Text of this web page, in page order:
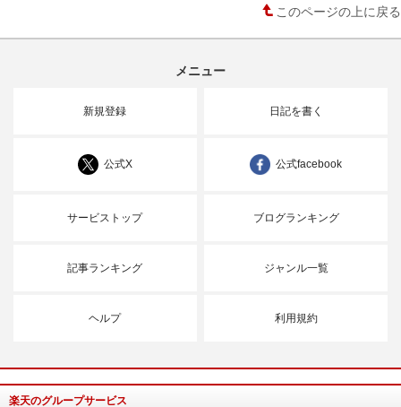
このページの上に戻る
メニュー
新規登録 日記を書く
公式X 公式facebook
サービストップ ブログランキング
記事ランキング ジャンル一覧
ヘルプ 利用規約
楽天のグループサービス